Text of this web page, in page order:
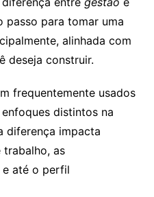
passo para tomar uma
alinhada com
deseja construir.
frequentemente usados
distintos na
diferença impacta
as
até o perfil